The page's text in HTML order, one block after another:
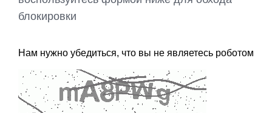
блокировки
Нам нужно убедиться, что вы не являетесь роботом